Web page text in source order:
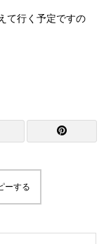
て行く予定ですの
ーする